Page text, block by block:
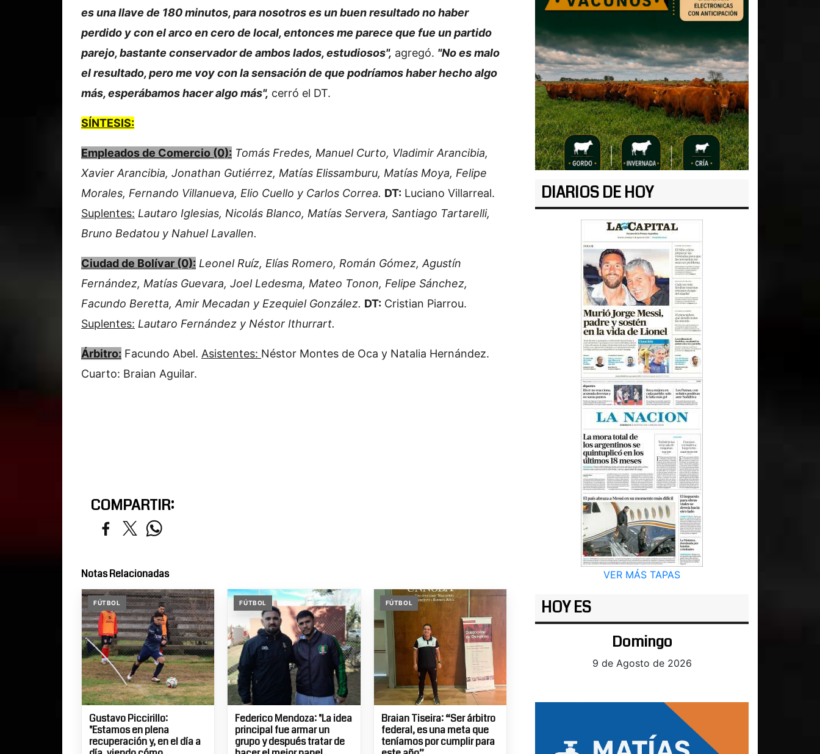
es una llave de 180 minutos, para nosotros es un buen resultado no haber
perdido y con el arco en cero de local, entonces me parece que fue un partido
parejo, bastante conservador de ambos lados, estudiosos", agregó. "No es malo
el resultado, pero me voy con la sensación de que podríamos haber hecho algo
más, esperábamos hacer algo más", cerró el DT.
SÍNTESIS:
Empleados de Comercio (0): Tomás Fredes, Manuel Curto, Vladimir Arancibia,
Xavier Arancibia, Jonathan Gutiérrez, Matías Elissamburu, Matías Moya, Felipe
Morales, Fernando Villanueva, Elio Cuello y Carlos Correa. DT: Luciano Villarreal.
Suplentes: Lautaro Iglesias, Nicolás Blanco, Matías Servera, Santiago Tartarelli,
Bruno Bedatou y Nahuel Lavallen.
Ciudad de Bolívar (0): Leonel Ruíz, Elías Romero, Román Gómez, Agustín
Fernández, Matías Guevara, Joel Ledesma, Mateo Tonon, Felipe Sánchez,
Facundo Beretta, Amir Mecadan y Ezequiel González. DT: Cristian Piarrou.
Suplentes: Lautaro Fernández y Néstor Ithurrart.
Árbitro: Facundo Abel. Asistentes: Néstor Montes de Oca y Natalia Hernández.
Cuarto: Braian Aguilar.
COMPARTIR:
Notas Relacionadas
FÚTBOL
Gustavo Piccirillo:
"Estamos en plena
recuperación y, en el día a
FÚTBOL
Federico Mendoza: "La idea
principal fue armar un
grupo y después tratar de
FÚTBOL
Braian Tiseira: “Ser árbitro
federal, es una meta que
teníamos por cumplir para
DIARIOS DE HOY
VER MÁS TAPAS
HOY ES
Domingo
9 de Agosto de 2026